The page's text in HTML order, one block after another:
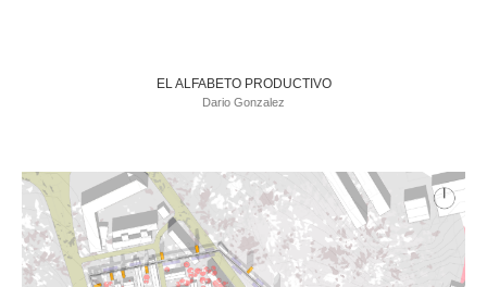
EL ALFABETO PRODUCTIVO
Dario Gonzalez